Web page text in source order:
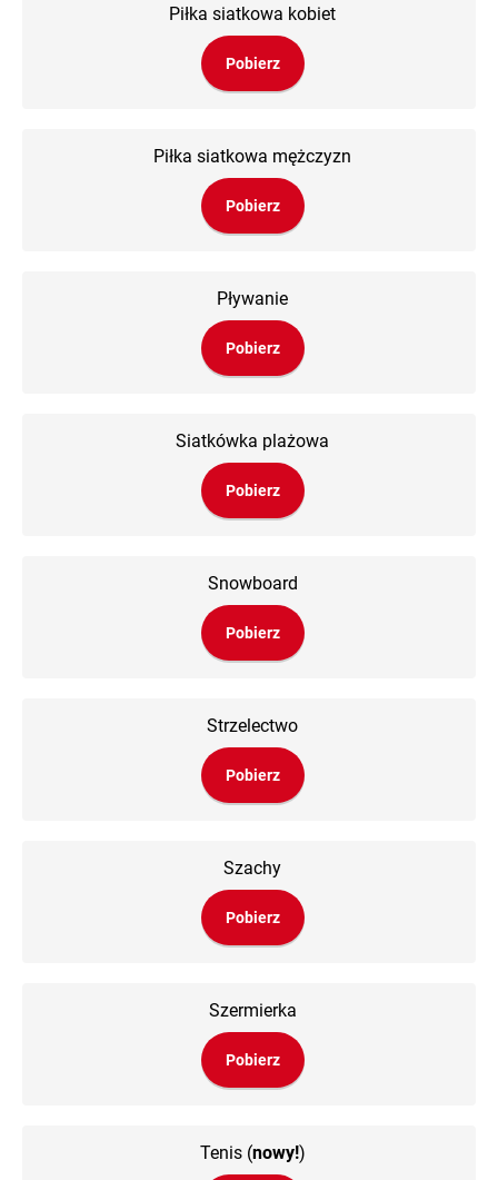
Piłka siatkowa kobiet
Pobierz
Piłka siatkowa mężczyzn
Pobierz
Pływanie
Pobierz
Siatkówka plażowa
Pobierz
Snowboard
Pobierz
Strzelectwo
Pobierz
Szachy
Pobierz
Szermierka
Pobierz
Tenis (nowy!)